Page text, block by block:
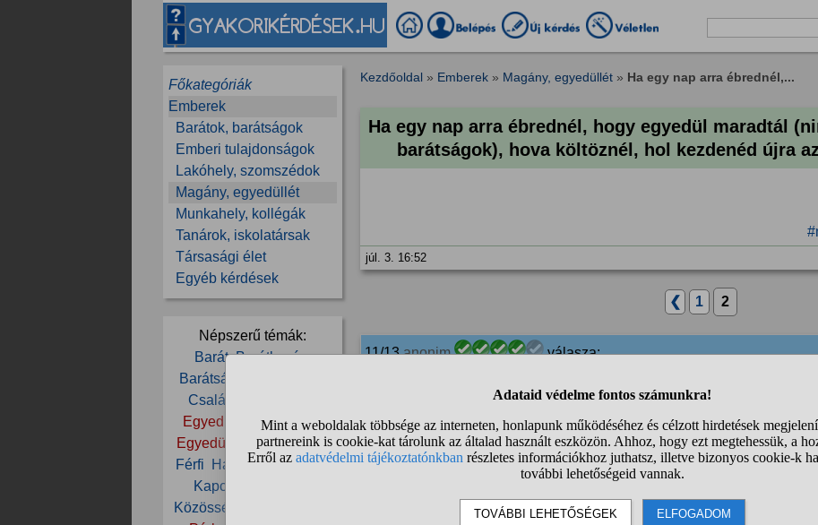
Főkategóriák
Emberek
Barátok, barátságok
Emberi tulajdonságok
Lakóhely, szomszédok
Magány, egyedüllét
Munkahely, kollégák
Tanárok, iskolatársak
Társasági élet
Egyéb kérdések
Népszerű témák:
Barát Barátkozás
Barátság
Család
Egyedül
Egyedülálló
Egyedüllét
Élet Ember
Férfi
Halál
Ismerkedés
Kapcsolat
Közösség
Kezdőoldal » Emberek » Magány, egyedüllét » Ha egy nap arra ébrednél,...
Ha egy nap arra ébrednél, hogy egyedül maradtál
barátságok), hova költöznél, hol kezdenéd újra
júl. 3. 16:52
❮ 1 2
11/13anonim válasza:
Nagyon szépen köszönöm az együttérzést ! Nyolc év alatt
között a teljes magányt is :)
# 3